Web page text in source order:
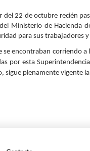
del 22 de octubre recién
Ministerio de Hacienda
para sus trabajadores
encontraban corriendo
por esta
plenamente vigente